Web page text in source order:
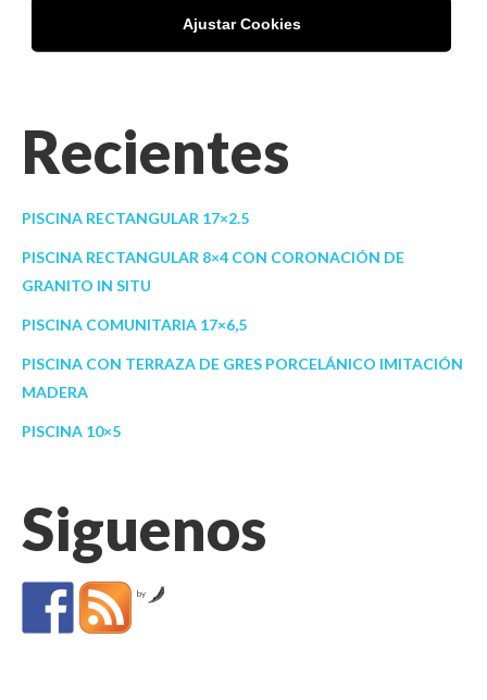
TIPO PISCINAS
Recientes
PISCINA RECTANGULAR 17×2.5
PISCINA RECTANGULAR 8×4 CON CORONACIÓN DE
GRANITO IN SITU
PISCINA COMUNITARIA 17×6,5
PISCINA CON TERRAZA DE GRES PORCELÁNICO IMITACIÓN
MADERA
PISCINA 10×5
Siguenos
by
Ajustar Cookies